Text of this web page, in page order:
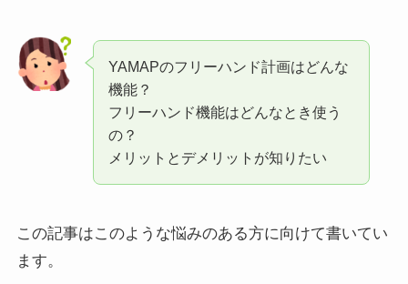
YAMAPのフリーハンド計画はどんな
機能？
フリーハンド機能はどんなとき使う
の？
メリットとデメリットが知りたい
この記事はこのような悩みのある方に向けて書いてい
ます。